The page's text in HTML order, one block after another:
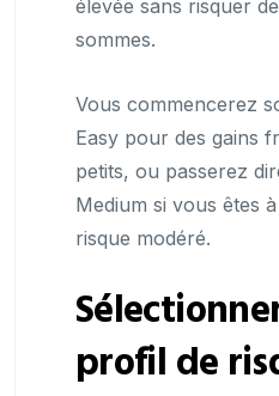
élevée sans risquer
sommes.
Vous commencerez
Easy pour des gains
petits, ou passerez
Medium si vous êtes
risque modéré.
profil de